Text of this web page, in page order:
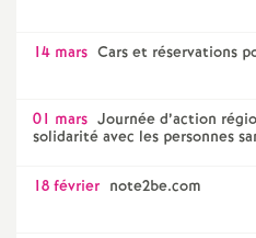
14 mars Cars et réservations
01 mars Journée d’action
solidarité avec les personnes
18 février note2be.com